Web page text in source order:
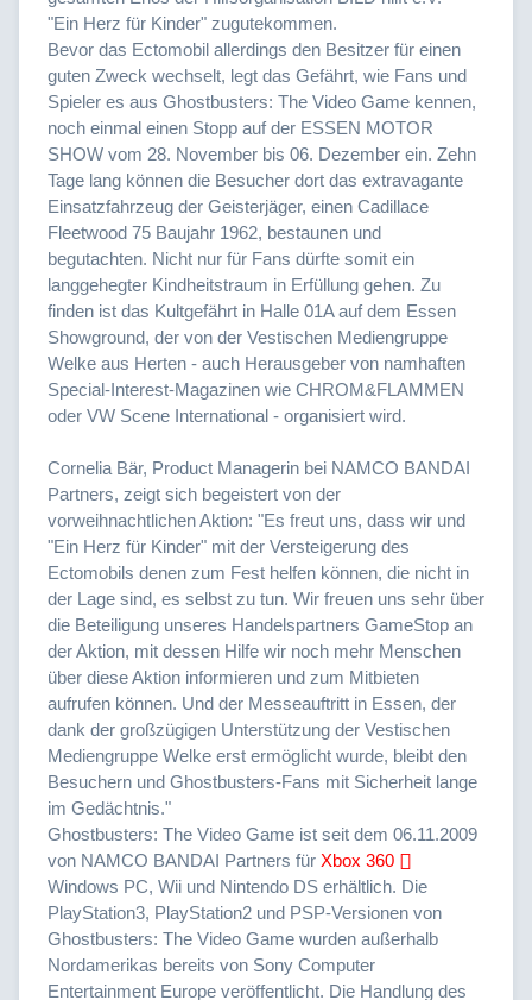
"Ein Herz für Kinder" zugutekommen.
Bevor das Ectomobil allerdings den Besitzer für einen
guten Zweck wechselt, legt das Gefährt, wie Fans und
Spieler es aus Ghostbusters: The Video Game kennen,
noch einmal einen Stopp auf der ESSEN MOTOR
SHOW vom 28. November bis 06. Dezember ein. Zehn
Tage lang können die Besucher dort das extravagante
Einsatzfahrzeug der Geisterjäger, einen Cadillace
Fleetwood 75 Baujahr 1962, bestaunen und
begutachten. Nicht nur für Fans dürfte somit ein
langgehegter Kindheitstraum in Erfüllung gehen. Zu
finden ist das Kultgefährt in Halle 01A auf dem Essen
Showground, der von der Vestischen Mediengruppe
Welke aus Herten - auch Herausgeber von namhaften
Special-Interest-Magazinen wie CHROM&FLAMMEN
oder VW Scene International - organisiert wird.
Cornelia Bär, Product Managerin bei NAMCO BANDAI
Partners, zeigt sich begeistert von der
vorweihnachtlichen Aktion: "Es freut uns, dass wir und
"Ein Herz für Kinder" mit der Versteigerung des
Ectomobils denen zum Fest helfen können, die nicht in
der Lage sind, es selbst zu tun. Wir freuen uns sehr über
die Beteiligung unseres Handelspartners GameStop an
der Aktion, mit dessen Hilfe wir noch mehr Menschen
über diese Aktion informieren und zum Mitbieten
aufrufen können. Und der Messeauftritt in Essen, der
dank der großzügigen Unterstützung der Vestischen
Mediengruppe Welke erst ermöglicht wurde, bleibt den
Besuchern und Ghostbusters-Fans mit Sicherheit lange
im Gedächtnis."
Ghostbusters: The Video Game ist seit dem 06.11.2009
von NAMCO BANDAI Partners für Xbox 360
Windows PC, Wii und Nintendo DS erhältlich. Die
PlayStation3, PlayStation2 und PSP-Versionen von
Ghostbusters: The Video Game wurden außerhalb
Nordamerikas bereits von Sony Computer
Entertainment Europe veröffentlicht. Die Handlung des